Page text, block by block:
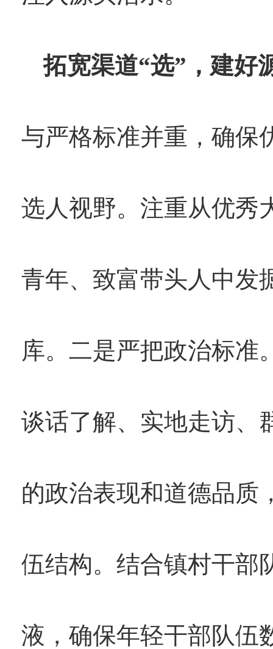
拓宽渠道“选”，建好
与严格标准并重，确保
选人视野。注重从优秀
青年、致富带头人中发
库。二是严把政治标准
谈话了解、实地走访、
的政治表现和道德品质
伍结构。结合镇村干部
液，确保年轻干部队伍